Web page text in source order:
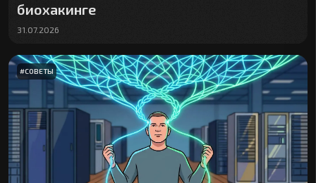
биохакинге
31.07.2026
#СОВЕТЫ